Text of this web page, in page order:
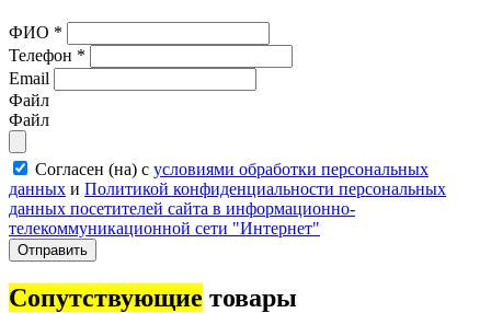
ФИО *
Телефон *
Email
Файл
Файл
Согласен (на) с условиями обработки персональных
данных и Политикой конфиденциальности персональных
данных посетителей сайта в информационно-
телекоммуникационной сети "Интернет"
Отправить
Сопутствующие товары